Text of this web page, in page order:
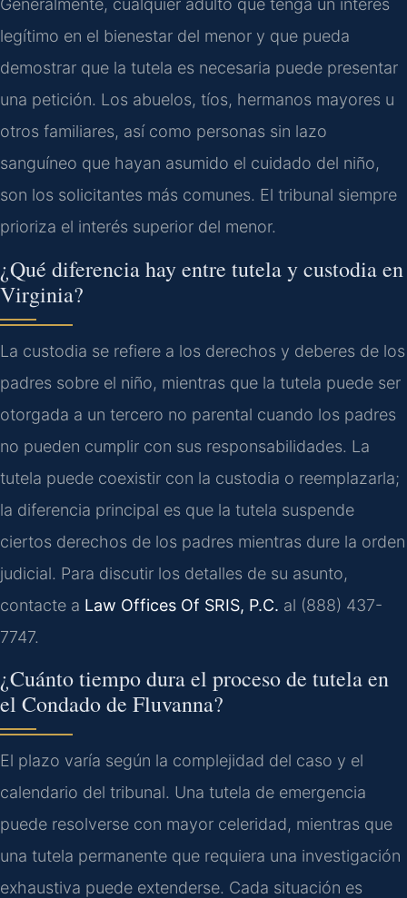
Generalmente, cualquier adulto que tenga un interés
legítimo en el bienestar del menor y que pueda
demostrar que la tutela es necesaria puede presentar
una petición. Los abuelos, tíos, hermanos mayores u
otros familiares, así como personas sin lazo
sanguíneo que hayan asumido el cuidado del niño,
son los solicitantes más comunes. El tribunal siempre
prioriza el interés superior del menor.
¿Qué diferencia hay entre tutela y custodia en
Virginia?
La custodia se refiere a los derechos y deberes de los
padres sobre el niño, mientras que la tutela puede ser
otorgada a un tercero no parental cuando los padres
no pueden cumplir con sus responsabilidades. La
tutela puede coexistir con la custodia o reemplazarla;
la diferencia principal es que la tutela suspende
ciertos derechos de los padres mientras dure la orden
judicial. Para discutir los detalles de su asunto,
contacte a Law Offices Of SRIS, P.C. al (888) 437-
7747.
¿Cuánto tiempo dura el proceso de tutela en
el Condado de Fluvanna?
El plazo varía según la complejidad del caso y el
calendario del tribunal. Una tutela de emergencia
puede resolverse con mayor celeridad, mientras que
una tutela permanente que requiera una investigación
exhaustiva puede extenderse. Cada situación es